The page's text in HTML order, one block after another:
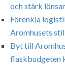
och stärk
Förenkla
Aromhusets
Byt till
flaskbudgeten